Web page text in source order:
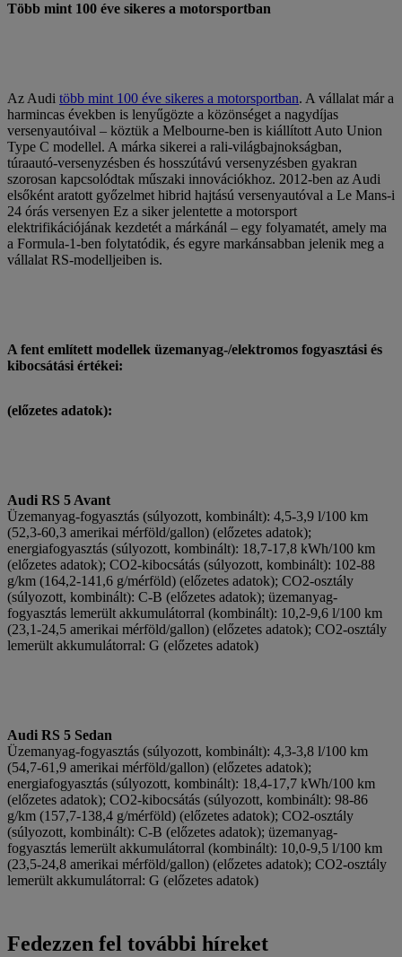
Több mint 100 éve sikeres a motorsportban
Az Audi több mint 100 éve sikeres a motorsportban. A vállalat már a
harmincas években is lenyűgözte a közönséget a nagydíjas
versenyautóival – köztük a Melbourne-ben is kiállított Auto Union
Type C modellel. A márka sikerei a rali-világbajnokságban,
túraautó-versenyzésben és hosszútávú versenyzésben gyakran
szorosan kapcsolódtak műszaki innovációkhoz. 2012-ben az Audi
elsőként aratott győzelmet hibrid hajtású versenyautóval a Le Mans-i
24 órás versenyen Ez a siker jelentette a motorsport
elektrifikációjának kezdetét a márkánál – egy folyamatét, amely ma
a Formula-1-ben folytatódik, és egyre markánsabban jelenik meg a
vállalat RS-modelljeiben is.
A fent említett modellek üzemanyag-/elektromos fogyasztási és
kibocsátási értékei:
(előzetes adatok):
Audi RS 5 Avant
Üzemanyag-fogyasztás (súlyozott, kombinált): 4,5-3,9 l/100 km
(52,3-60,3 amerikai mérföld/gallon) (előzetes adatok);
energiafogyasztás (súlyozott, kombinált): 18,7-17,8 kWh/100 km
(előzetes adatok); CO2-kibocsátás (súlyozott, kombinált): 102-88
g/km (164,2-141,6 g/mérföld) (előzetes adatok); CO2-osztály
(súlyozott, kombinált): C-B (előzetes adatok); üzemanyag-
fogyasztás lemerült akkumulátorral (kombinált): 10,2-9,6 l/100 km
(23,1-24,5 amerikai mérföld/gallon) (előzetes adatok); CO2-osztály
lemerült akkumulátorral: G (előzetes adatok)
Audi RS 5 Sedan
Üzemanyag-fogyasztás (súlyozott, kombinált): 4,3-3,8 l/100 km
(54,7-61,9 amerikai mérföld/gallon) (előzetes adatok);
energiafogyasztás (súlyozott, kombinált): 18,4-17,7 kWh/100 km
(előzetes adatok); CO2-kibocsátás (súlyozott, kombinált): 98-86
g/km (157,7-138,4 g/mérföld) (előzetes adatok); CO2-osztály
(súlyozott, kombinált): C-B (előzetes adatok); üzemanyag-
fogyasztás lemerült akkumulátorral (kombinált): 10,0-9,5 l/100 km
(23,5-24,8 amerikai mérföld/gallon) (előzetes adatok); CO2-osztály
lemerült akkumulátorral: G (előzetes adatok)
Fedezzen fel további híreket